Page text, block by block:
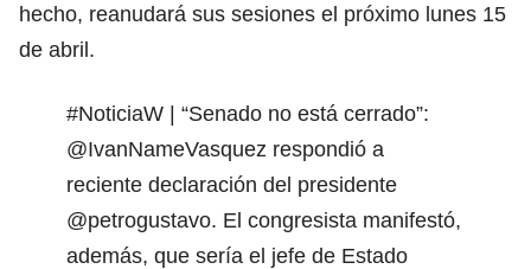
hecho, reanudará sus sesiones el próximo lunes 15
de abril.
#NoticiaW | “Senado no está cerrado”:
@IvanNameVasquez respondió a
reciente declaración del presidente
@petrogustavo. El congresista manifestó,
además, que sería el jefe de Estado